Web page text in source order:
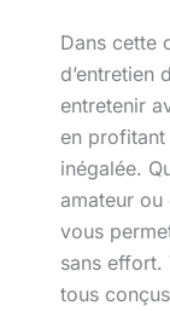
Dans cette
d’entretien
entretenir
en profitant
inégalée.
amateur
vous
sans effort.
tous